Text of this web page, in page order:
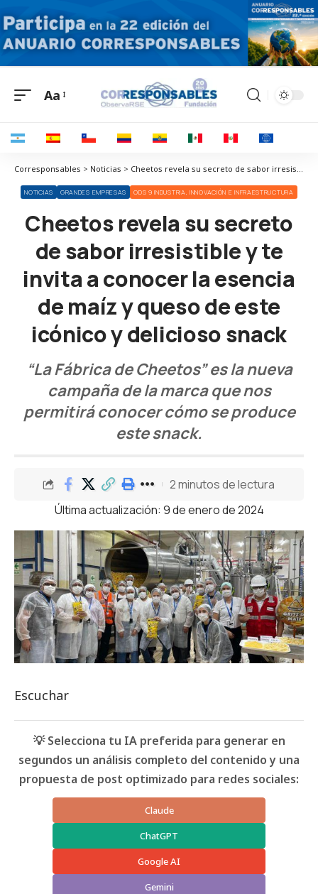
Aa
Corresponsables > Noticias > Cheetos revela su secreto de sabor irresistible y te invita a conocer la esencia de maíz y queso de este icónico y delicioso snack
NOTICIAS GRANDES EMPRESAS ODS 9 INDUSTRIA, INNOVACIÓN E INFRAESTRUCTURA
Cheetos revela su secreto
de sabor irresistible y te
invita a conocer la esencia
de maíz y queso de este
icónico y delicioso snack
“La Fábrica de Cheetos” es la nueva
campaña de la marca que nos
permitirá conocer cómo se produce
este snack.
Última actualización: 9 de enero de 2024
2 minutos de lectura
Escuchar
💡 Selecciona tu IA preferida para generar en
segundos un análisis completo del contenido y una
propuesta de post optimizado para redes sociales:
Claude
ChatGPT
Google AI
Gemini